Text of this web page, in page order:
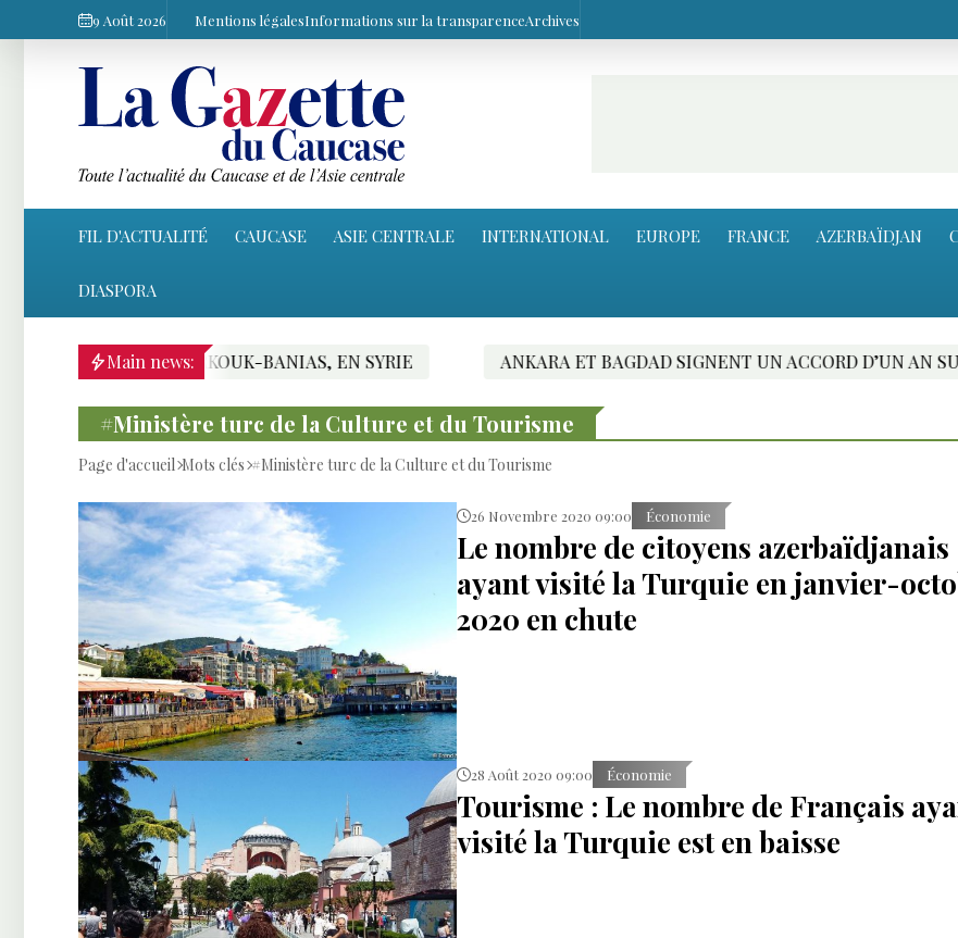
9 Août 2026 Mentions légalesInformations sur la transparenceArchives
FIL D'ACTUALITÉ CAUCASE ASIE CENTRALE INTERNATIONAL EUROPE FRANCE AZERBAÏDJAN
DIASPORA
Main news:
KIRKOUK-BANIAS, EN SYRIE ANKARA ET BAGDAD SIGNENT UN ACCORD D’UN AN SUR LE TRANSPORT
#Ministère turc de la Culture et du Tourisme
Page d'accueil Mots clés #Ministère turc de la Culture et du Tourisme
26 Novembre 2020 09:00 Économie
Le nombre de citoyens azerbaïdjanais
ayant visité la Turquie en janvier-
2020 en chute
28 Août 2020 09:00 Économie
Tourisme : Le nombre de Français
visité la Turquie est en baisse